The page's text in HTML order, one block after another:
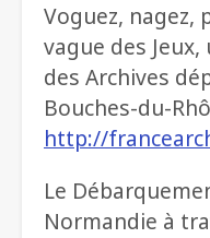
Voguez, nagez,
vague des
des Archives
Bouches-du-
http://
Le
Normandie à